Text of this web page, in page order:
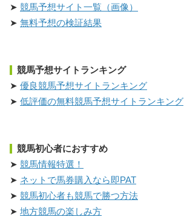
競馬予想サイト一覧（画像）
無料予想の検証結果
競馬予想サイトランキング
優良競馬予想サイトランキング
低評価の無料競馬予想サイトランキング
競馬初心者におすすめ
競馬情報特選！
ネットで馬券購入なら即PAT
競馬初心者も競馬で勝つ方法
地方競馬の楽しみ方